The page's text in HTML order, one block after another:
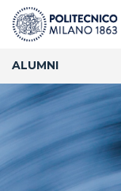
ALUMNI